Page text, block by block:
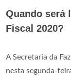
Quando será
Fiscal 2020?
A Secretaria da
nesta segunda-